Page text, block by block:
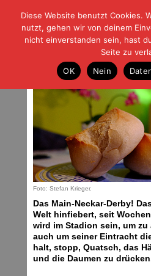
| | |BLOG-GFußball
HOME|REGELN|
9.4.16: Eintracht –
Samstag, 09.04.16 | 07:17 Uhr
Foto: Stefan Krieger.
Das Main-Neckar-Derby!
Welt hinfiebert, seit
wird im Stadion sein, um
auch um seiner Eintracht
halt, stopp, Quatsch, das
und die Daumen zu
Diese Website benutzt Cookies.
nutzt, gehen wir von deinem
nicht einverstanden sein, hast
Seite zu
OK
Nein